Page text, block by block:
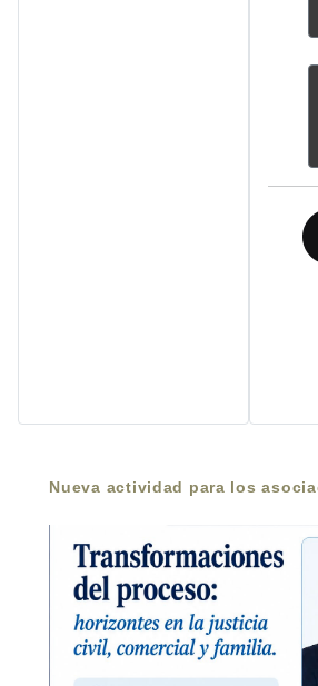
Nueva actividad para los